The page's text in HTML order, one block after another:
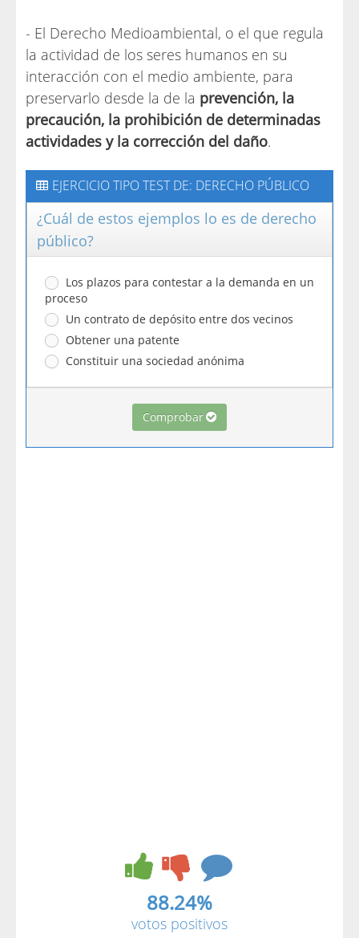
- El Derecho Medioambiental, o el que regula
la actividad de los seres humanos en su
interacción con el medio ambiente, para
preservarlo desde la de la prevención, la
precaución, la prohibición de determinadas
actividades y la corrección del daño.
EJERCICIO TIPO TEST DE: DERECHO PÚBLICO
¿Cuál de estos ejemplos lo es de derecho
público?
Los plazos para contestar a la demanda en un
proceso
Un contrato de depósito entre dos vecinos
Obtener una patente
Constituir una sociedad anónima
Comprobar
88.24%
votos positivos